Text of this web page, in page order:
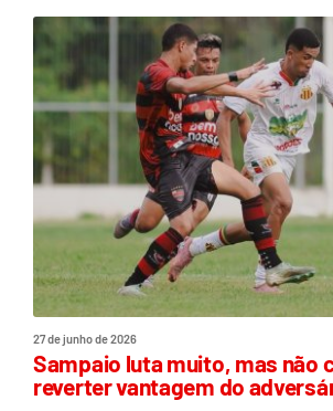
27 de junho de 2026
Sampaio luta muito, mas não
reverter vantagem do